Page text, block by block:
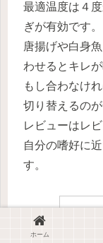
最適温度は４
ぎが有効です。
唐揚げや白身
わせるとキレが
もし合わなけ
切り替えるのが
レビューはレ
自分の嗜好に
す。
ホーム